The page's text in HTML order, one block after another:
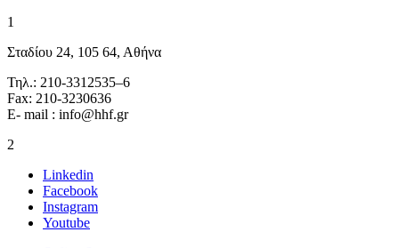
1
Σταδίου 24, 105 64, Αθήνα
Τηλ.: 210-3312535–6
Fax: 210-3230636
E- mail : info@hhf.gr
2
Linkedin
Facebook
Instagram
Youtube